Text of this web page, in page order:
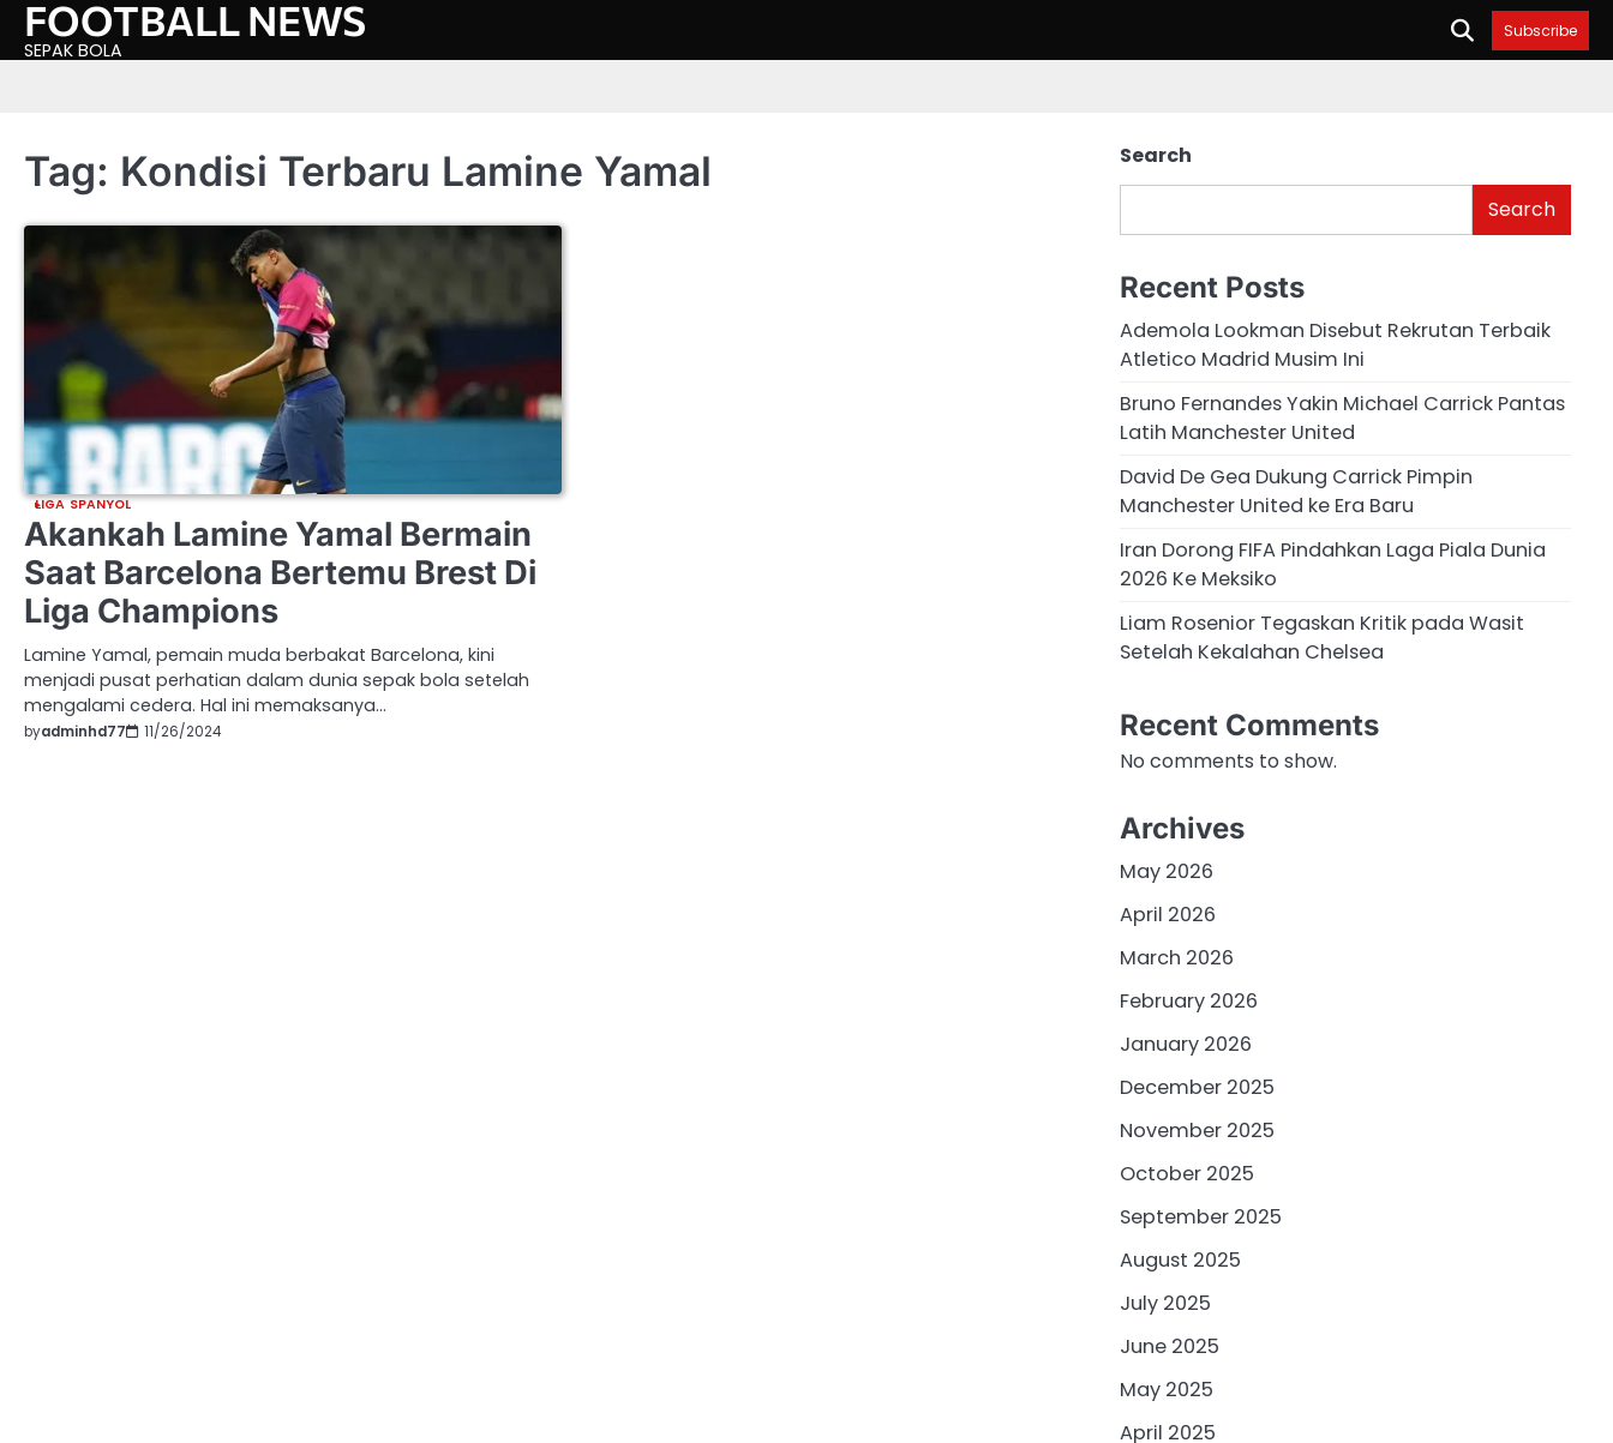
SkipFOOTBALL NEWS
SEPAK BOLA
Subscribe
Tag: Kondisi Terbaru Lamine Yamal
LIGA SPANYOL
Akankah Lamine Yamal Bermain
Saat Barcelona Bertemu Brest Di
Liga Champions
Lamine Yamal, pemain muda berbakat Barcelona, kini
menjadi pusat perhatian dalam dunia sepak bola setelah
mengalami cedera. Hal ini memaksanya…
byadminhd77 11/26/2024
Search
Search
Recent Posts
Ademola Lookman Disebut Rekrutan Terbaik
Atletico Madrid Musim Ini
Bruno Fernandes Yakin Michael Carrick Pantas
Latih Manchester United
David De Gea Dukung Carrick Pimpin
Manchester United ke Era Baru
Iran Dorong FIFA Pindahkan Laga Piala Dunia
2026 Ke Meksiko
Liam Rosenior Tegaskan Kritik pada Wasit
Setelah Kekalahan Chelsea
Recent Comments
No comments to show.
Archives
May 2026
April 2026
March 2026
February 2026
January 2026
December 2025
November 2025
October 2025
September 2025
August 2025
July 2025
June 2025
May 2025
April 2025